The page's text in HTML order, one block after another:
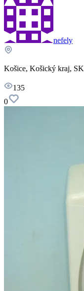
nefely
Košice, Košický kraj, SK
135
0